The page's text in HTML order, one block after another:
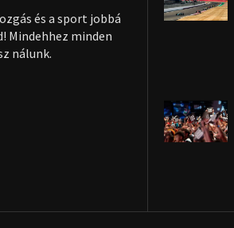
és a sport jobbá
Mindehhez minden
nálunk.